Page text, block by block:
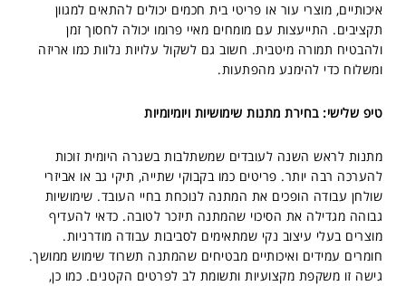
איכותיים, מוצרי עור או פריטי בית חכמים יכולים להתאים למגוון
תקציבים. התייעצות עם מומחים מאיי פרומו יכולה לחסוך זמן
ולהבטיח תמורה מיטבית. חשוב גם לשקול עלויות נלוות כמו אריזה
ומשלוח כדי להימנע מהפתעות.
טיפ שלישי: בחירת מתנות שימושיות ויומיומיות
מתנות לראש השנה לעובדים שמשתלבות בשגרה היומית זוכות
להערכה רבה יותר. פריטים כמו בקבוקי שתייה, תיקי גב או אביזרי
שולחן עבודה הופכים את המתנה לנוכחת בחיי העובד. שימושיות
גבוהה מגדילה את הסיכוי שהמתנה תיזכר לטובה. כדאי להעדיף
מוצרים בעלי עיצוב נקי שמתאימים לסביבות עבודה מודרניות.
חומרים עמידים ואיכותיים מבטיחים שהמתנה תשרוד שימוש ממושך.
גישה זו משקפת מקצועיות ותשומת לב לפרטים הקטנים. כמו כן,